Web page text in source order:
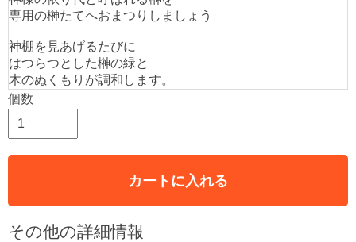
専用の榊たてへおまつりしましょう
神棚を見あげるたびに
はつらつとした榊の緑と
木のぬくもりが調和します。
個数
カートに入れる
その他の詳細情報